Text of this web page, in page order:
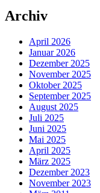
Archiv
April 2026
Januar 2026
Dezember 2025
November 2025
Oktober 2025
September 2025
August 2025
Juli 2025
Juni 2025
Mai 2025
April 2025
März 2025
Dezember 2023
November 2023